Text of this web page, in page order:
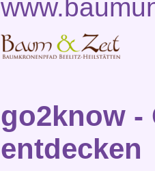
go2know -
entdecken